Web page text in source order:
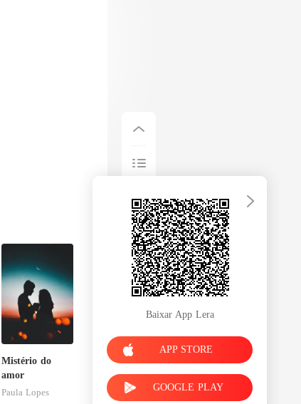
Mistério do
amor
Paula Lopes
Baixar App Lera
APP STORE
GOOGLE PLAY